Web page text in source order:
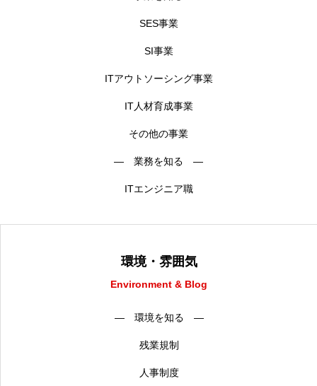
SES事業
SI事業
ITアウトソーシング事業
IT人材育成事業
その他の事業
― 業務を知る ―
ITエンジニア職
環境・雰囲気
Environment & Blog
― 環境を知る ―
残業規制
人事制度